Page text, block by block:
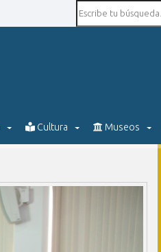
Cultura Museos